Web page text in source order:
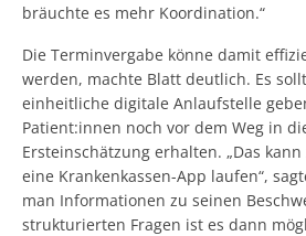
bräuchte es mehr Koordination.“
Die Terminvergabe könne damit
werden, machte Blatt deutlich. Es
einheitliche digitale Anlaufstelle
Patient:innen noch vor dem Weg in
Ersteinschätzung erhalten. „Das
eine Krankenkassen-App laufen“,
man Informationen zu seinen
strukturierten Fragen ist es dann